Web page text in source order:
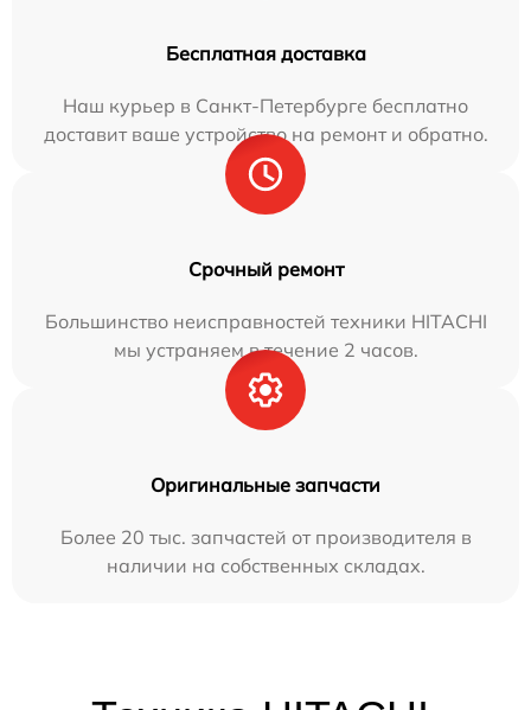
Бесплатная доставка
Наш курьер в Санкт-Петербурге бесплатно
доставит ваше устройство на ремонт и обратно.
Срочный ремонт
Большинство неисправностей техники HITACHI
мы устраняем в течение 2 часов.
Оригинальные запчасти
Более 20 тыс. запчастей от производителя в
наличии на собственных складах.